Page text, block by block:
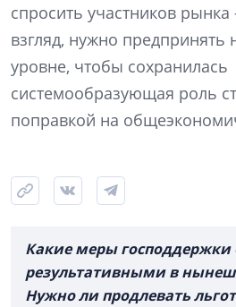
спросить участников
взгляд, нужно предпринять
уровне, чтобы сохранилась
системообразующая роль
поправкой на
Какие меры
результативными в
Нужно ли продлевать